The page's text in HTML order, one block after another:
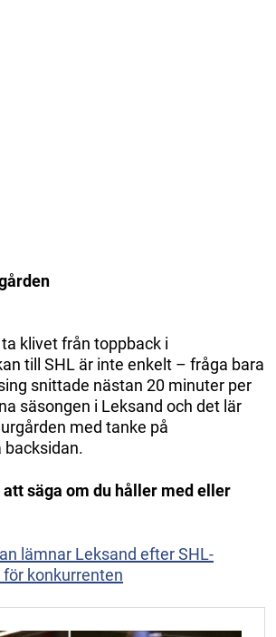
klivet från toppback i
till SHL är inte enkelt – fråga bara
snittade nästan 20 minuter per
säsongen i Leksand och det lär
med tanke på
backsidan.
säga om du håller med eller
lämnar Leksand efter SHL-
konkurrenten